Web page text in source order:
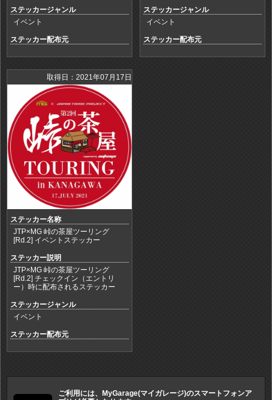
ステッカージャンル
イベント
ステッカー配布元
ステッカージャンル
イベント
ステッカー配布元
取得日：2021年07月17日
ステッカー名称
JTP×MG 峠の茶屋ツーリング
[Rd.2] イベントステッカー
ステッカー説明
JTP×MG 峠の茶屋ツーリング
[Rd.2] チェックイン（エントリ
ー）時に配布されるステッカー
ステッカージャンル
イベント
ステッカー配布元
ご利用には、MyGarage(マイガレージ)のスマートフォンア